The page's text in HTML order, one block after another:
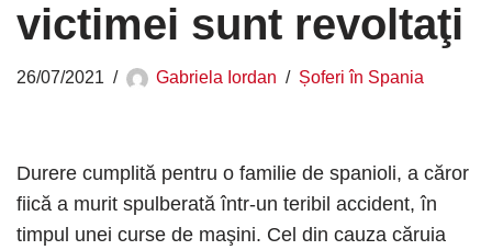
victimei sunt revoltaţi
26/07/2021 Gabriela Iordan Șoferi în Spania
Durere cumplită pentru o familie de spanioli, a căror
fiică a murit spulberată într-un teribil accident, în
timpul unei curse de maşini. Cel din cauza căruia